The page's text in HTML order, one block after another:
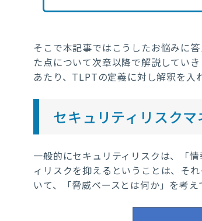
そこで本記事ではこうしたお悩みに
た点について次章以降で解説してい
あたり、 TLPTの定義に対し解釈を入
セキュリティリスク
一般的にセキュリティリスクは、「
ィリスクを抑えるということは、そ
いて、「脅威ベースとは何か」を考え